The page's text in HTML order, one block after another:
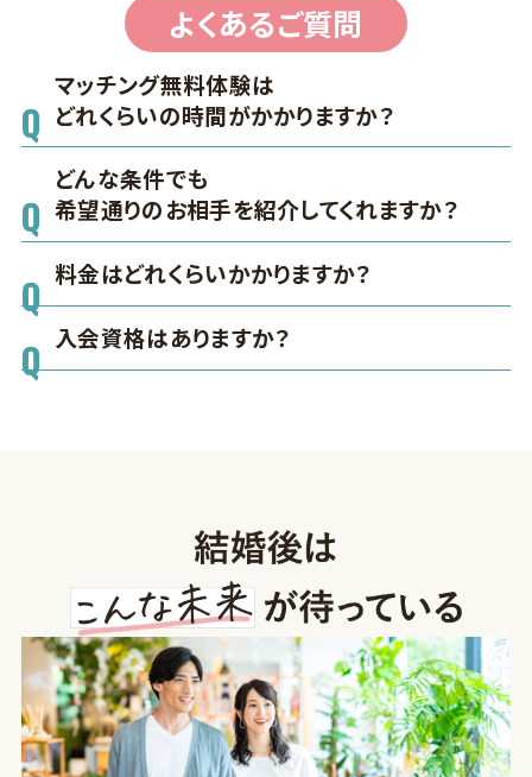
よくあるご質問
マッチング無料体験は
どれくらいの時間がかかりますか？
どんな条件でも
希望通りのお相手を紹介してくれますか？
料金はどれくらいかかりますか？
入会資格はありますか？